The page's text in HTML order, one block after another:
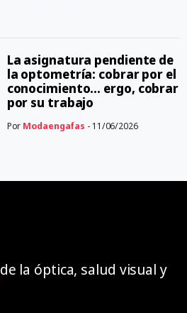
La asignatura pendiente de
la optometría: cobrar por el
conocimiento… ergo, cobrar
por su trabajo
Por Modaengafas - 11/06/2026
de la óptica, salud visual y